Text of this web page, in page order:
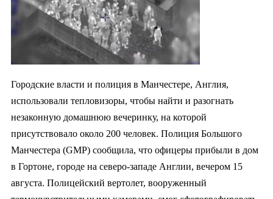
Городские власти и полиция в Манчестере, Англия,
использовали тепловизоры, чтобы найти и разогнать
незаконную домашнюю вечеринку, на которой
присутствовало около 200 человек. Полиция Большого
Манчестера (GMP) сообщила, что офицеры прибыли в дом
в Гортоне, городе на северо-западе Англии, вечером 15
августа. Полицейский вертолет, вооруженный